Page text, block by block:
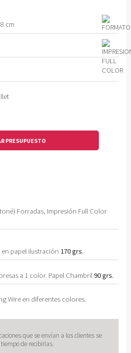
cm
PRESUPUESTO
Forradas, Impresión Full Color
papel ilustración 170 grs.
a 1 color. Papel Chambril90 grs.
Wire en diferentes colores.
que se envían a los clientes se
de recibirlas.